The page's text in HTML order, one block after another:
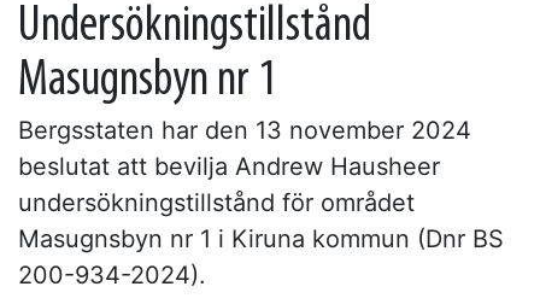
Undersökningstillstånd
Masugnsbyn nr 1
Bergsstaten har den 13 november 2024
beslutat att bevilja Andrew Hausheer
undersökningstillstånd för området
Masugnsbyn nr 1 i Kiruna kommun (Dnr BS
200-934-2024).